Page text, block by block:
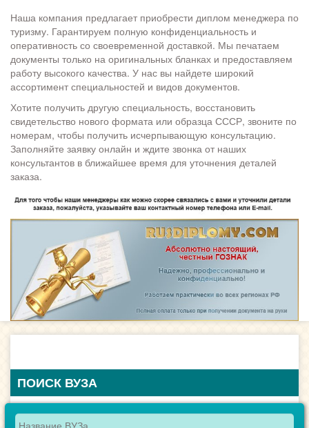
Наша компания предлагает приобрести диплом менеджера по
туризму. Гарантируем полную конфиденциальность и
оперативность со своевременной доставкой. Мы печатаем
документы только на оригинальных бланках и предоставляем
работу высокого качества. У нас вы найдете широкий
ассортимент специальностей и видов документов.
Хотите получить другую специальность, восстановить
свидетельство нового формата или образца СССР, звоните по
номерам, чтобы получить исчерпывающую консультацию.
Заполняйте заявку онлайн и ждите звонка от наших
консультантов в ближайшее время для уточнения деталей
заказа.
ПОИСК ВУЗА